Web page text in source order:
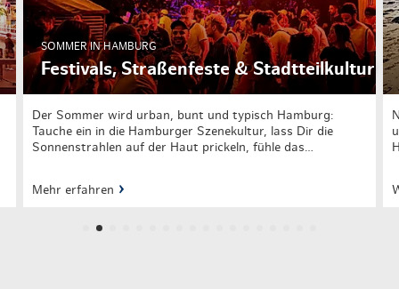
SOMMER IN HAMBURG
Festivals, Straßenfeste & Stadtteilkultur
Der Sommer wird urban, bunt und typisch Hamburg:
Tauche ein in die Hamburger Szenekultur, lass Dir die
Sonnenstrahlen auf der Haut prickeln, fühle das…
Mehr erfahren